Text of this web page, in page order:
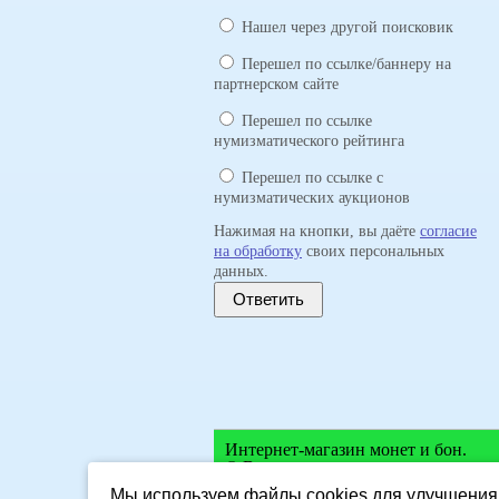
Нашел через другой поисковик
Перешел по ссылке/баннеру на
партнерском сайте
Перешел по ссылке
нумизматического рейтинга
Перешел по ссылке с
нумизматических аукционов
Нажимая на кнопки, вы даёте согласие
на обработку своих персональных
данных.
Ответить
Интернет-магазин монет и бон.
© Все права защищены.
Мы используем файлы cookies для